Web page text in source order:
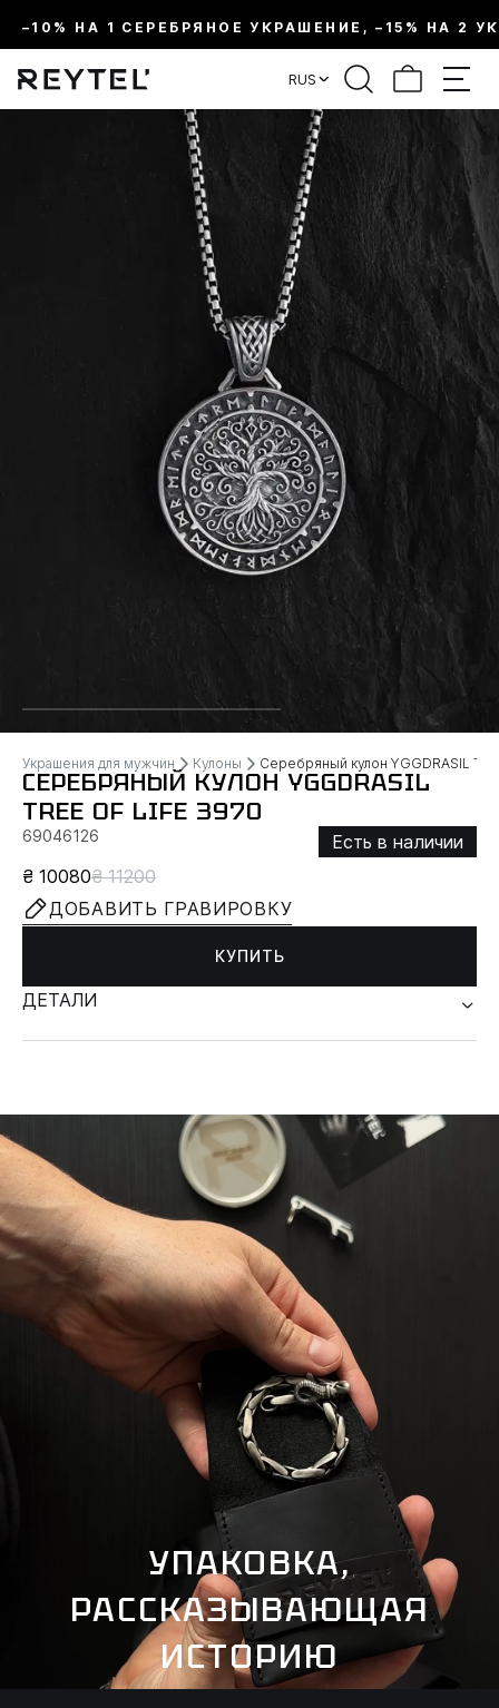
–10% НА 1 СЕРЕБРЯНОЕ УКРАШЕНИЕ, –15% НА 2
RUS
Украшения для мужчин Кулоны Серебряный кулон YGGDRASIL
СЕРЕБРЯНЫЙ КУЛОН YGGDRASIL
TREE OF LIFE 3970
69046126
Есть в наличии
₴ 10080₴ 11200
ДОБАВИТЬ ГРАВИРОВКУ
КУПИТЬ
ДЕТАЛИ
УПАКОВКА,
РАССКАЗЫВАЮЩАЯ
ИСТОРИЮ